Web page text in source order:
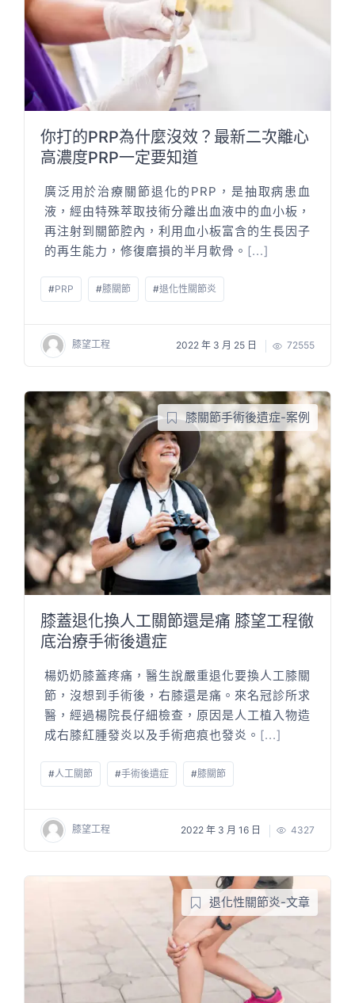
你打的PRP為什麼沒效？最新二次離心
高濃度PRP一定要知道
廣泛用於治療關節退化的PRP，是抽取病患血
液，經由特殊萃取技術分離出血液中的血小板，
再注射到關節腔內，利用血小板富含的生長因子
的再生能力，修復磨損的半月軟骨。 [...]
#PRP #膝關節 #退化性關節炎
膝望工程 2022 年 3 月 25 日 72555
膝關節手術後遺症-案例
膝蓋退化換人工關節還是痛 膝望工程徹
底治療手術後遺症
楊奶奶膝蓋疼痛，醫生說嚴重退化要換人工膝關
節，沒想到手術後，右膝還是痛。來名冠診所求
醫，經過楊院長仔細檢查，原因是人工植入物造
成右膝紅腫發炎以及手術疤痕也發炎。 [...]
#人工關節 #手術後遺症 #膝關節
膝望工程 2022 年 3 月 16 日 4327
退化性關節炎-文章